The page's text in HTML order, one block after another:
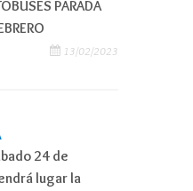
PARADA
13/02/2023
24 de
lugar la